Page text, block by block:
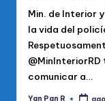
Min. de Interior
la vida del
comunicar a…
Yan Pan R